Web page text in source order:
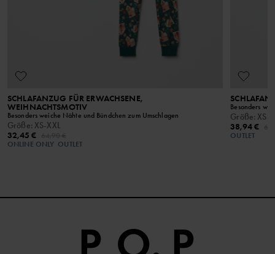
SCHLAFANZUG FÜR ERWACHSENE,
WEIHNACHTSMOTIV
Besonders weiche Nähte und Bündchen zum Umschlagen
Größe: XS-XXL
32,45 €
ONLINE ONLY OUTLET
Besonders
Größe: XS-
38,94 €
OUTLET